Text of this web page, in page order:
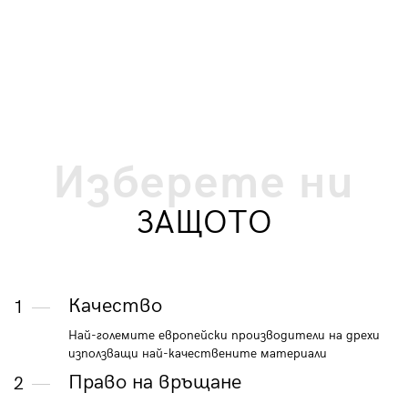
Изберете ни
ЗАЩОТО
1 Качество
Най-големите европейски производители на дрехи
използващи най-качествените материали
2 Право на връщане